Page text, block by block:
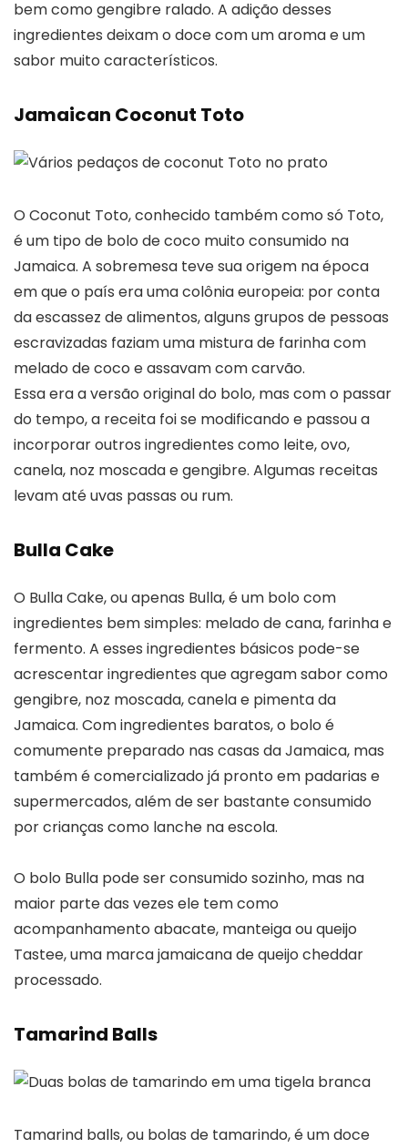
bem como gengibre ralado. A adição desses
ingredientes deixam o doce com um aroma e um
sabor muito característicos.
Jamaican Coconut Toto
O Coconut Toto, conhecido também como só Toto,
é um tipo de bolo de coco muito consumido na
Jamaica. A sobremesa teve sua origem na época
em que o país era uma colônia europeia: por conta
da escassez de alimentos, alguns grupos de pessoas
escravizadas faziam uma mistura de farinha com
melado de coco e assavam com carvão.
Essa era a versão original do bolo, mas com o passar
do tempo, a receita foi se modificando e passou a
incorporar outros ingredientes como leite, ovo,
canela, noz moscada e gengibre. Algumas receitas
levam até uvas passas ou rum.
Bulla Cake
O Bulla Cake, ou apenas Bulla, é um bolo com
ingredientes bem simples: melado de cana, farinha e
fermento. A esses ingredientes básicos pode-se
acrescentar ingredientes que agregam sabor como
gengibre, noz moscada, canela e pimenta da
Jamaica. Com ingredientes baratos, o bolo é
comumente preparado nas casas da Jamaica, mas
também é comercializado já pronto em padarias e
supermercados, além de ser bastante consumido
por crianças como lanche na escola.
O bolo Bulla pode ser consumido sozinho, mas na
maior parte das vezes ele tem como
acompanhamento abacate, manteiga ou queijo
Tastee, uma marca jamaicana de queijo cheddar
processado.
Tamarind Balls
Tamarind balls, ou bolas de tamarindo, é um doce